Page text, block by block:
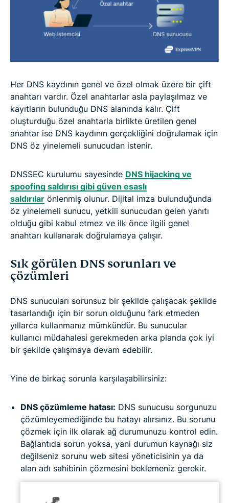
Her DNS kaydının genel ve özel olmak üzere bir çift
anahtarı vardır. Özel anahtarlar asla paylaşılmaz ve
kayıtların bulunduğu DNS alanında kalır. Çift
oluşturduğu özel anahtarla birlikte üretilen genel
anahtar ise DNS kaydının gerçekliğini doğrulamak için
DNS öz yinelemeli sunucudan istenir.
DNSSEC kurulumu sayesinde DNS hijacking ve
spoofing saldırısı gibi güven esaslı
saldırılar önlenmiş olunur. Dijital imza bulunduğunda
öz yinelemeli sunucu, yetkili sunucudan gelen yanıtı
olduğu gibi kabul etmez ve ilk önce ilgili genel
anahtarı kullanarak doğrulamaya çalışır.
Sık görülen DNS sorunları ve
çözümleri
DNS sunucuları sorunsuz bir şekilde çalışacak şekilde
tasarlandığı için bir sorun olduğunu fark etmeden
yıllarca kullanmanız mümkündür. Bu sunucular
kullanıcı müdahalesi gerekmeden arka planda çok iyi
bir şekilde çalışmaya devam edebilir.
Yine de birkaç sorunla karşılaşabilirsiniz:
DNS çözümleme hatası: DNS sunucusu sorgunuzu
çözümleyemediğinde bu hatayı alırsınız. Bu sorunu
çözmek için ilk olarak ağ durumunuzu kontrol edin.
Bağlantıda sorun yoksa, yani durumun kaynağı siz
değilseniz sorunu web sitesi yöneticisinin ya da
alan adı sahibinin çözmesini beklemeniz gerekir.